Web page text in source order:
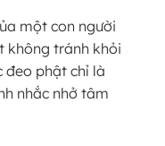
một con người
không tránh khỏi
đeo phật chỉ là
nhắc nhở tâm